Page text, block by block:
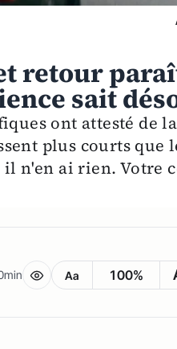
retour
sait
ont attesté de
plus courts que
n'en ai rien. Votre
Aa 100%